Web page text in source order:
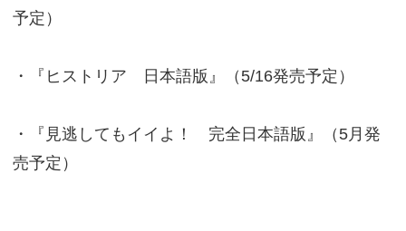
予定）
・『ヒストリア 日本語版』（5/16発売予定）
・『見逃してもイイよ！ 完全日本語版』（5月発
売予定）